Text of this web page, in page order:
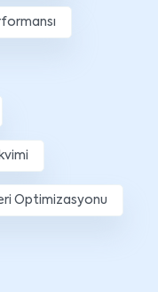
Optimizasyonu